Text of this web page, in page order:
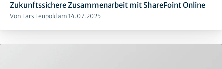
Zukunftssichere Zusammenarbeit mit SharePoint Online
Von Lars Leupold am 14.07.2025